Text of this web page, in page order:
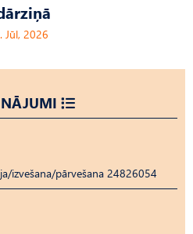
Jūl, 2026
izvešana/pārvešana 24826054